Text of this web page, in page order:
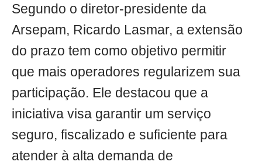
Segundo o diretor-presidente da
Arsepam, Ricardo Lasmar, a extensão
do prazo tem como objetivo permitir
que mais operadores regularizem sua
participação. Ele destacou que a
iniciativa visa garantir um serviço
seguro, fiscalizado e suficiente para
atender à alta demanda de